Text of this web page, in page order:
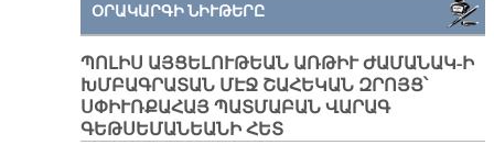
ՕՐԱԿԱՐԳԻ ՆԻՒԹԵՐԸ
ՊՈԼԻՍ ԱՅՑԵԼՈՒԹԵԱՆ ԱՌԹԻՒ ԺԱՄԱՆԱԿ-Ի
ԽՄԲԱԳՐԱՏԱՆ ՄԷՋ ՇԱՀԵԿԱՆ ԶՐՈՅՑ՝
ՍՓԻՒՌՔԱՀԱՅ ՊԱՏՄԱԲԱՆ ՎԱՐԱԳ
ԳԵԹՍԵՄԱՆԵԱՆԻ ՀԵՏ